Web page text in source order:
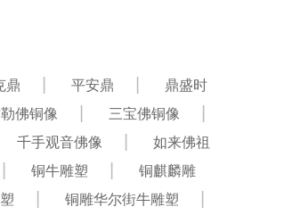
鼎 平安鼎
鼎盛时
佛铜像
三宝佛铜像
千手观音佛像
如来佛祖
铜牛雕塑
铜麒麟雕
铜雕华尔街牛雕塑